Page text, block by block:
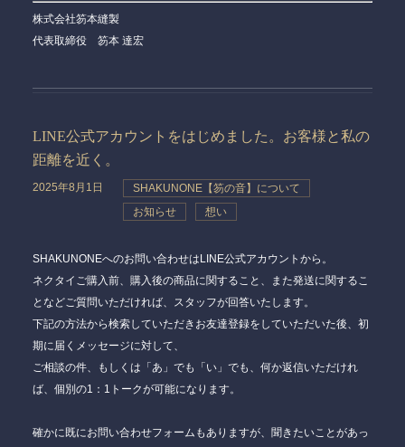
株式会社笏本縫製
代表取締役 笏本 達宏
LINE公式アカウントをはじめました。お客様と私の
距離を近く。
2025年8月1日
SHAKUNONE【笏の音】について
お知らせ
想い
SHAKUNONEへのお問い合わせはLINE公式アカウントから。
ネクタイご購入前、購入後の商品に関すること、また発送に関するこ
となどご質問いただければ、スタッフが回答いたします。
下記の方法から検索していただきお友達登録をしていただいた後、初
期に届くメッセージに対して、
ご相談の件、もしくは「あ」でも「い」でも、何か返信いただけれ
ば、個別の1：1トークが可能になります。
確かに既にお問い合わせフォームもありますが、聞きたいことがあっ